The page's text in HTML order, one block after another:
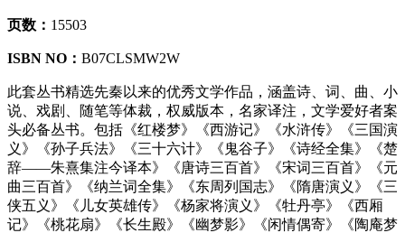
页数： 15503
ISBN NO： B07CLSMW2W
此套丛书精选先秦以来的优秀文学作品，涵盖诗、词、曲、小
说、戏剧、随笔等体裁，权威版本，名家译注，文学爱好者案
头必备丛书。包括《红楼梦》《西游记》《水浒传》《三国演
义》《孙子兵法》《三十六计》《鬼谷子》《诗经全集》《楚
辞——朱熹集注今译本》《唐诗三百首》《宋词三百首》《元
曲三百首》《纳兰词全集》《东周列国志》《隋唐演义》《三
侠五义》《儿女英雄传》《杨家将演义》《牡丹亭》《西厢
记》《桃花扇》《长生殿》《幽梦影》《闲情偶寄》《陶庵梦